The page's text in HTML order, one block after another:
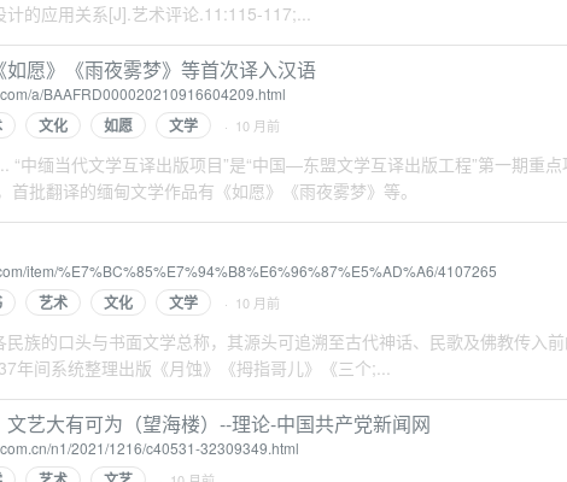
计的应用关系[J].艺术评论.11:115-117;...
愿》《雨夜雾梦》等首次译入汉语
a/BAAFRD000020210916604209.html
文化 如愿 文学 · 10 月前
“中缅当代文学互译出版项目”是“中国—东盟文学互译出版工程”第一期重
首批翻译的缅甸文学作品有《如愿》《雨夜雾梦》等。
item/%E7%BC%85%E7%94%B8%E6%96%87%E5%AD%A6/4107265
艺术 文化 文学 · 10 月前
民族的口头与书面文学总称，其源头可追溯至古代神话、民歌及佛教传入
年间系统整理出版《月蚀》《拇指哥儿》《三个;...
艺大有可为（望海楼）--理论-中国共产党新闻网
n1/2021/1216/c40531-32309349.html